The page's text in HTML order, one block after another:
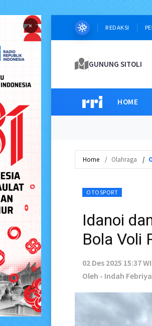
× REDAKSI
GUNUNG SITOLI
HOME
Home Olahraga
OTOSPORT
Idanoi
Bola Voli
02 Des 2025 15:37
Oleh - Indah